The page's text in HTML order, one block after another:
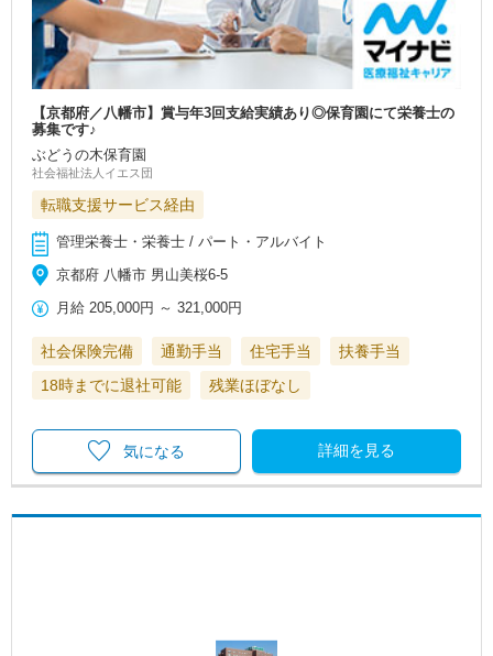
【京都府／八幡市】賞与年3回支給実績あり◎保育園にて栄養士の
募集です♪
ぶどうの木保育園
社会福祉法人イエス団
転職支援サービス経由
管理栄養士・栄養士 / パート・アルバイト
京都府 八幡市 男山美桜6-5
月給 205,000円 ～321,000円
社会保険完備 通勤手当 住宅手当
扶養手当
18時までに退社可能
残業ほぼなし
詳細を見る
気になる